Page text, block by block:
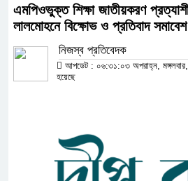
এমপিওভুক্ত শিক্ষা জাতীয়করণ
লালমোহনে বিক্ষোভ ও প্রতিবাদ সমাবেশ
নিজস্ব প্রতিবেদক
আপডেট : ০৬:৩১:০৩ অপরাহ্ন,
হয়েছে